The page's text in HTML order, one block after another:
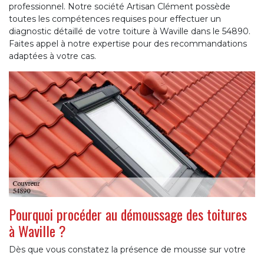
professionnel. Notre société Artisan Clément possède
toutes les compétences requises pour effectuer un
diagnostic détaillé de votre toiture à Waville dans le 54890.
Faites appel à notre expertise pour des recommandations
adaptées à votre cas.
Pourquoi procéder au démoussage des toitures
à Waville ?
Dès que vous constatez la présence de mousse sur votre